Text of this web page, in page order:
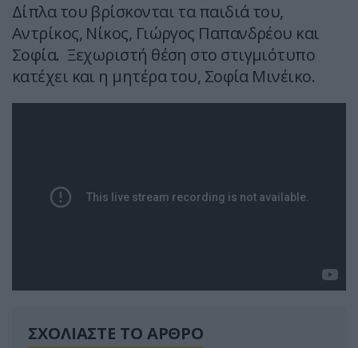
Δίπλα του βρίσκονται τα παιδιά του,
Αντρίκος, Νίκος, Γιώργος Παπανδρέου και
Σοφία. Ξεχωριστή θέση στο στιγμιότυπο
κατέχει και η μητέρα του, Σοφία Μινέικο.
ΣΧΟΛΙΑΣΤΕ ΤΟ ΑΡΘΡΟ